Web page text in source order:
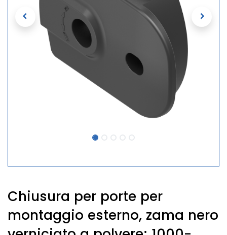
Chiusura per porte per
montaggio esterno, zama nero